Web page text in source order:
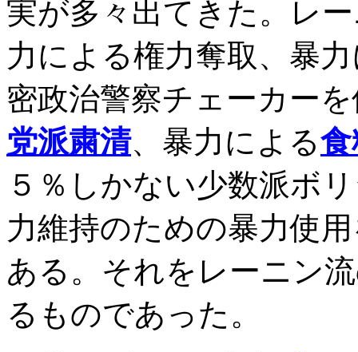
実が多々出てきた。レ
力による権力奪取、暴
密政治警察チェーカー
党派粛清、暴力による
５％しかない少数派ボ
力維持のための暴力使
ある。それをレーニン
るものであった。